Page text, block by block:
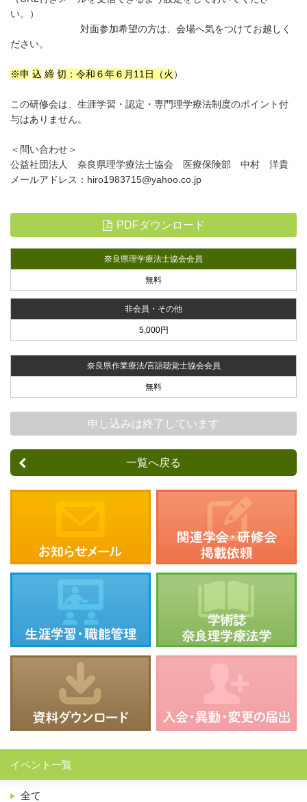
い。）
対面参加希望の方は、会場へ気をつけてお越しく
ださい。
※申 込 締 切：令和６年６月 11 日（火 ）
この研修会は、生涯学習・認定・専門理学療法制度のポイント付
与はありません。
＜問い合わせ＞
公益社団法人 奈良県理学療法士協会 医療保険部 中村 洋貴
メールアドレス：hiro1983715@yahoo.co.jp
PDFダウンロード
奈良県理学療法士協会会員
無料
非会員・その他
5,000円
奈良県作業療法/言語聴覚士協会会員
無料
申し込みは終了しています
一覧へ戻る
イベント一覧
全て